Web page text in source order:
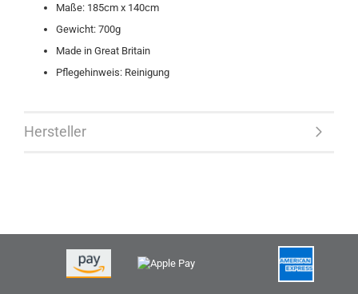
Maße: 185cm x 140cm
Gewicht: 700g
Made in Great Britain
Pflegehinweis: Reinigung
Hersteller